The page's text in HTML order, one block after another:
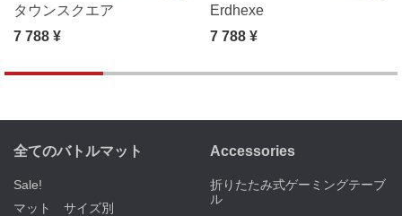
タウンスクエア
7 788 ¥
Erdhexe
7 788 ¥
全てのバトルマット
Sale!
マット サイズ別
Accessories
折りたたみ式ゲーミングテーブ
ル